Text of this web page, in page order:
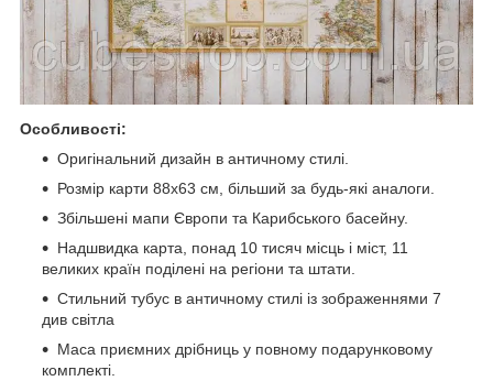
Особливості:
Оригінальний дизайн в античному стилі.
Розмір карти 88х63 см, більший за будь-які аналоги.
Збільшені мапи Європи та Карибського басейну.
Надшвидка карта, понад 10 тисяч місць і міст, 11
великих країн поділені на регіони та штати.
Стильний тубус в античному стилі із зображеннями 7
див світла
Маса приємних дрібниць у повному подарунковому
комплекті.